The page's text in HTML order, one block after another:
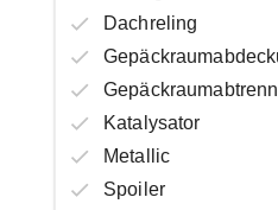
Dachreling
Katalysator
Metallic
Spoiler